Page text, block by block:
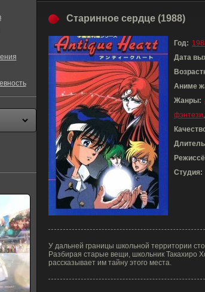
Старинное сердце (1988)
Год:
Дата
Аниме
Жанры:
фэнтези,
Студия:
У дальней границы школьной территории
Разбирая старые вещи, школьник Такахиро
рассказывает им тайну этого места.